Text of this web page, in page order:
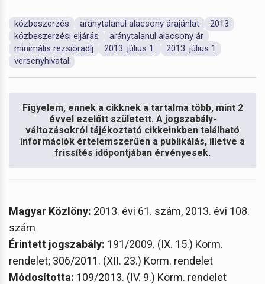
közbeszerzés aránytalanul alacsony árajánlat
2013
közbeszerzési eljárás
aránytalanul alacsony ár
minimális rezsióradíj
2013. július 1.
2013. július 1
versenyhivatal
Figyelem, ennek a cikknek a tartalma több, mint 2
évvel ezelőtt született. A jogszabály-
változásokról tájékoztató cikkeinkben található
információk értelemszerűen a publikálás, illetve a
frissítés időpontjában érvényesek.
Magyar Közlöny: 2013. évi 61. szám, 2013. évi 108.
szám
Érintett jogszabály: 191/2009. (IX. 15.) Korm.
rendelet; 306/2011. (XII. 23.) Korm. rendelet
Módosította: 109/2013. (IV. 9.) Korm. rendelet